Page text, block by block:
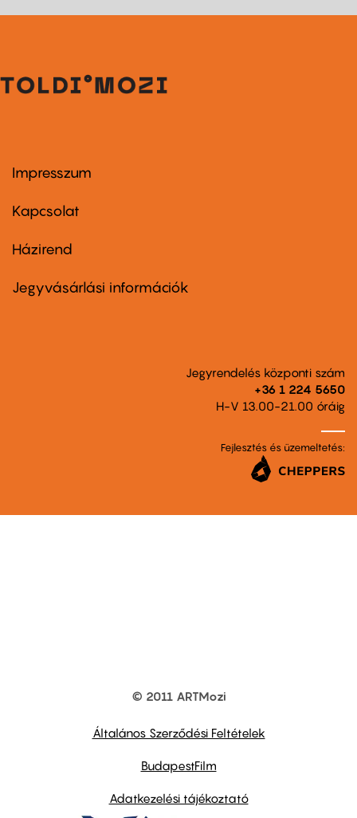
Footer
first
Impresszum
Kapcsolat
Footer
second
Házirend
Jegyvásárlási információk
Jegyrendelés központi szám
+36 1 224 5650
H-V 13.00-21.00 óráig
Fejlesztés és üzemeltetés:
© 2011 ARTMozi
Általános Szerződési Feltételek
BudapestFilm
Adatkezelési tájékoztató